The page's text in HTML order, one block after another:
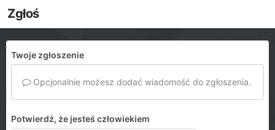
Zgłoś
Twoje zgłoszenie
Opcjonalnie możesz dodać wiadomość do zgłoszenia.
Potwierdź, że jesteś człowiekiem